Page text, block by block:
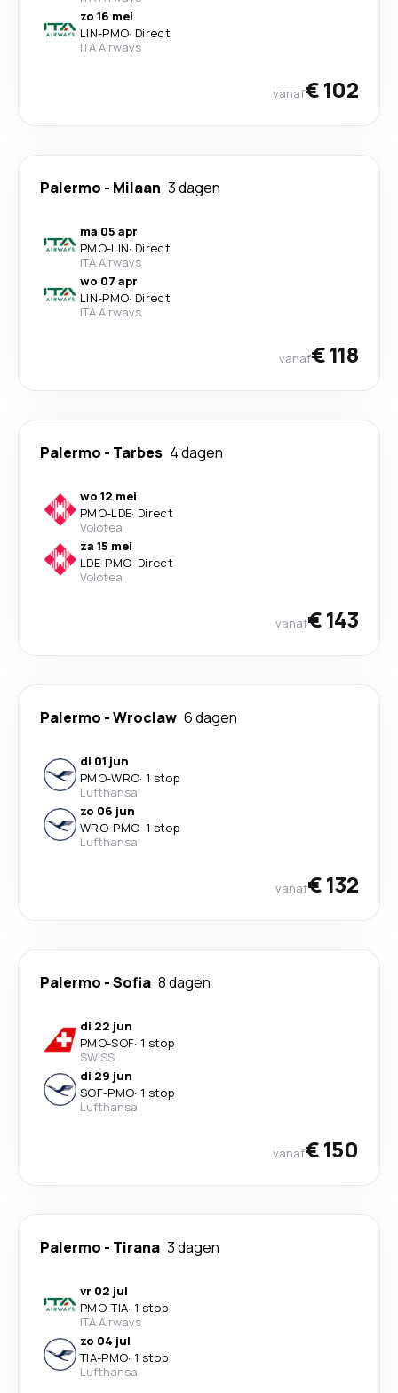
zo 16 mei
LIN-PMO· Direct
ITA Airways
vanaf€ 102
Palermo - Milaan 3 dagen
ma 05 apr
PMO-LIN· Direct
ITA Airways
wo 07 apr
LIN-PMO· Direct
ITA Airways
vanaf€ 118
Palermo - Tarbes 4 dagen
wo 12 mei
PMO-LDE· Direct
Volotea
za 15 mei
LDE-PMO· Direct
Volotea
vanaf€ 143
Palermo -Wroclaw 6 dagen
di 01 jun
PMO-WRO· 1 stop
Lufthansa
zo 06 jun
WRO-PMO· 1 stop
Lufthansa
vanaf€ 132
Palermo -Sofia 8 dagen
di 22 jun
PMO-SOF· 1 stop
SWISS
di 29 jun
SOF-PMO· 1 stop
Lufthansa
vanaf€ 150
Palermo - Tirana 3 dagen
vr 02 jul
PMO-TIA· 1 stop
ITA Airways
zo 04 jul
TIA-PMO· 1 stop
Lufthansa